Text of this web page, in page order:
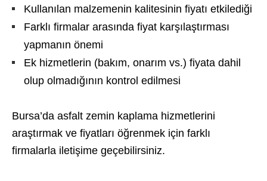
Kullanılan malzemenin kalitesinin fiyatı etkilediği
Farklı firmalar arasında fiyat karşılaştırması
yapmanın önemi
Ek hizmetlerin (bakım, onarım vs.) fiyata dahil
olup olmadığının kontrol edilmesi
Bursa’da asfalt zemin kaplama hizmetlerini
araştırmak ve fiyatları öğrenmek için farklı
firmalarla iletişime geçebilirsiniz.